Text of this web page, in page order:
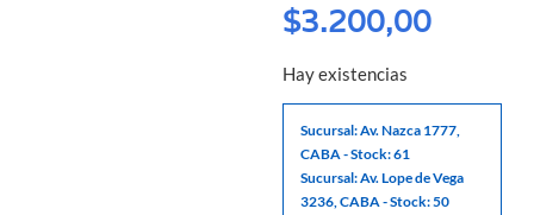
$3.200,00
Hay existencias
Sucursal: Av. Nazca 1777,
CABA - Stock: 61
Sucursal: Av. Lope de Vega
3236, CABA - Stock: 50